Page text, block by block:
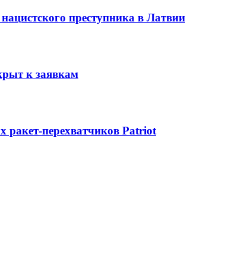
преступника в Латвии
к заявкам
ракет-перехватчиков Patriot